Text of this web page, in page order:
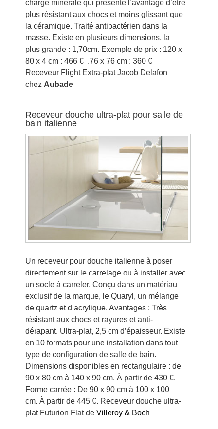
charge minérale qui présente l’avantage d’être
plus résistant aux chocs et moins glissant que
la céramique. Traité antibactérien dans la
masse. Existe en plusieurs dimensions, la
plus grande : 1,70cm. Exemple de prix : 120 x
80 x 4 cm : 466 € .76 x 76 cm : 360 €
Receveur Flight Extra-plat Jacob Delafon
chez Aubade
Receveur douche ultra-plat pour salle de
bain italienne
Un receveur pour douche italienne à poser
directement sur le carrelage ou à installer avec
un socle à carreler. Conçu dans un matériau
exclusif de la marque, le Quaryl, un mélange
de quartz et d’acrylique. Avantages : Très
résistant aux chocs et rayures et anti-
dérapant. Ultra-plat, 2,5 cm d’épaisseur. Existe
en 10 formats pour une installation dans tout
type de configuration de salle de bain.
Dimensions disponibles en rectangulaire : de
90 x 80 cm à 140 x 90 cm. À partir de 430 €.
Forme carrée : De 90 x 90 cm à 100 x 100
cm. À partir de 445 €. Receveur douche ultra-
plat Futurion Flat de Villeroy & Boch